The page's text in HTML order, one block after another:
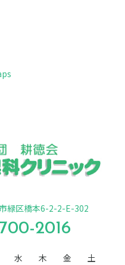
緑区橋本6-2-2-E-302
2016
水 木 金
土